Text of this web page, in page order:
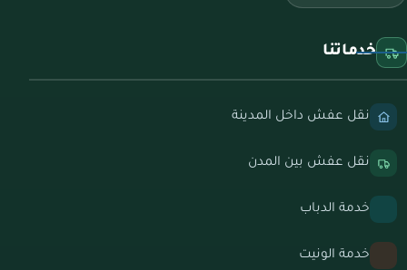
خدماتنا
نقل عفش داخل المدينة
نقل عفش بين المدن
خدمة الدباب
خدمة الونيت